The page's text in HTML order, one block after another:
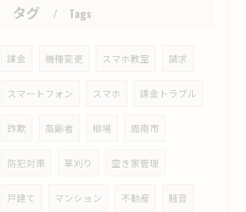
タグ Tags
課金 機種変更 スマホ教室 請求
スマートフォン スマホ 課金トラブル
詐欺 高齢者 相場 周南市
防犯対策 草刈り 空き家管理
戸建て マンション 不動産 騒音